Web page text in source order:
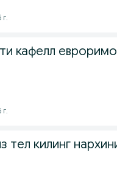
г.
кафелл
г.
тел килинг